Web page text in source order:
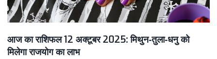
आज का राशिफल 12 अक्टूबर 2025: मिथुन‑तुला‑धनु को
मिलेगा राजयोग का लाभ